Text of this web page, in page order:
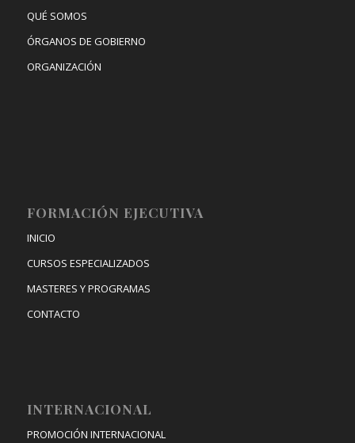
QUÉ SOMOS
ÓRGANOS DE GOBIERNO
ORGANIZACIÓN
FORMACIÓN EJECUTIVA
INICIO
CURSOS ESPECIALIZADOS
MASTERES Y PROGRAMAS
CONTACTO
INTERNACIONAL
PROMOCIÓN INTERNACIONAL